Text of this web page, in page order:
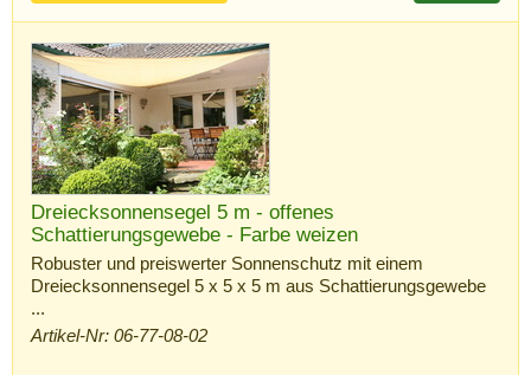
Dreiecksonnensegel 5 m - offenes
Schattierungsgewebe - Farbe weizen
Robuster und preiswerter Sonnenschutz mit einem
Dreiecksonnensegel 5 x 5 x 5 m aus Schattierungsgewebe
...
Artikel-Nr: 06-77-08-02